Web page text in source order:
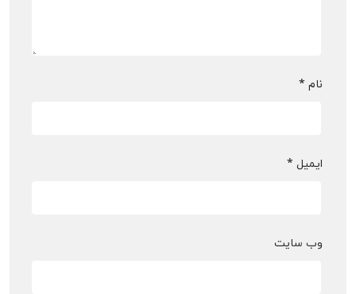
نام *
ایمیل *
وب‌ سایت